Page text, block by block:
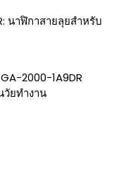
นาฬิกาสายลุยสำหรับ
2000-1A9DR
ยทำงาน